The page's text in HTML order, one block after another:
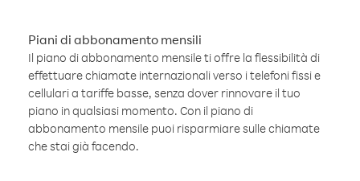
Piani di abbonamento mensili
Il piano di abbonamento mensile ti offre la flessibilità di
effettuare chiamate internazionali verso i telefoni fissi e
cellulari a tariffe basse, senza dover rinnovare il tuo
piano in qualsiasi momento. Con il piano di
abbonamento mensile puoi risparmiare sulle chiamate
che stai già facendo.